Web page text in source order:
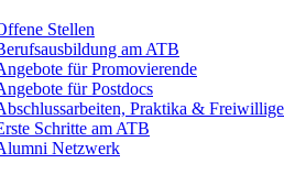
Stellen
am ATB
für Promovierende
für Postdocs
Praktika &
Schritte am ATB
Netzwerk